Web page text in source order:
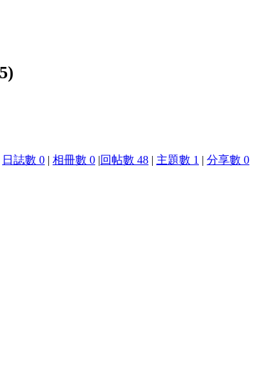
日誌數 0 | 相冊數 0 |回帖數 48 | 主題數 1 | 分享數 0